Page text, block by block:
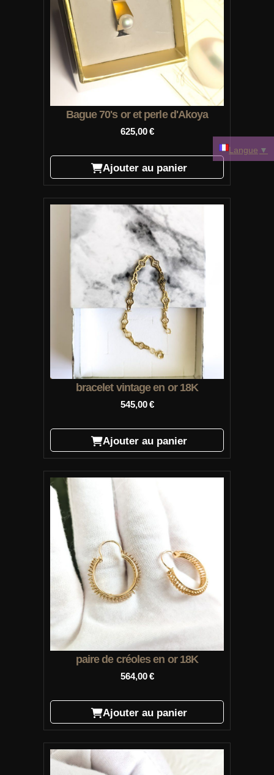
Bague 70's or et perle d'Akoya
625,00€
Ajouter au panier
bracelet vintage en or 18K
545,00€
Ajouter au panier
paire de créoles en or 18K
564,00€
Ajouter au panier
Langue ▼